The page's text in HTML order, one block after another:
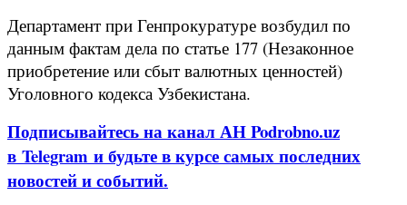
Департамент при Генпрокуратуре возбудил по
данным фактам дела по статье 177 (Незаконное
приобретение или сбыт валютных ценностей)
Уголовного кодекса Узбекистана.
Подписывайтесь на канал АН Podrobno.uz
в Telegram и будьте в курсе самых последних
новостей и событий.